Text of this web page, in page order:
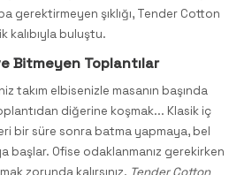
gerektirmeyen şıklığı, Tender Cotton
kalıbıyla buluştu.
Bitmeyen Toplantılar
takım elbisenizle masanın başında
diğerine koşmak... Klasik iç
bir süre sonra batma yapmaya, bel
başlar. Ofise odaklanmanız gerekirken
zorunda kalırsınız. Tender Cotton